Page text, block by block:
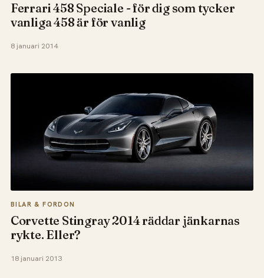
Ferrari 458 Speciale - för dig som tycker
vanliga 458 är för vanlig
8 januari 2014
BILAR & FORDON
Corvette Stingray 2014 räddar jänkarnas
rykte. Eller?
18 januari 2013